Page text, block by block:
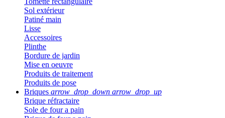
Sol extérieur
Patiné main
Lisse
Accessoires
Plinthe
Bordure de jardin
Mise en oeuvre
Produits de traitement
Produits de pose
Briques arrow_drop_down arrow_drop_up
Brique réfractaire
Sole de four a pain